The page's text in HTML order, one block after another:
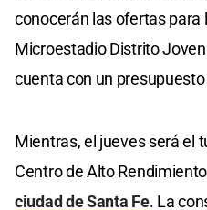
conocerán las ofertas para
Microestadio Distrito
cuenta con un
Mientras, el jueves será el
Centro de Alto
ciudad de Santa Fe. La